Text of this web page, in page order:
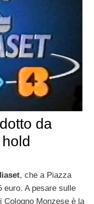
da
, che a Piazza
euro. A pesare sulle
Monzese è la